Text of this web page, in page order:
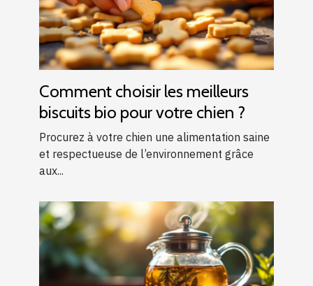
Comment choisir les meilleurs
biscuits bio pour votre chien ?
Procurez à votre chien une alimentation saine
et respectueuse de l’environnement grâce
aux...